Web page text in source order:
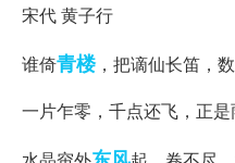
宋代 黄子行
谁倚青楼，把谪仙长笛，数
一片乍零，千点还飞，正是